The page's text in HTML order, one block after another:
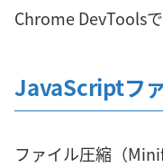
Chrome DevTools
JavaScriptフ
ファイル圧縮（